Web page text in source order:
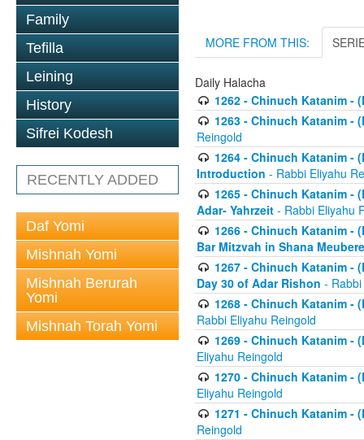
Family
Tefilla
Leining
History
Sifrei Kodesh
RECENTLY ADDED
Daf Yomi
Mishnah Yomi
Mishnah Berurah
Yomi
Mishnah Torah Yomi
MORE FROM THIS:
Daily Halacha
1262 - Chinuch Katanim -
1263 - Chinuch Katanim -
Reingold
1264 - Chinuch Katanim -
Introduction - Rabbi Eliyahu
1265 - Chinuch Katanim -
Adar- Yahrzeit - Rabbi Eliyahu
1266 - Chinuch Katanim -
Bar Mitzvah in Shana
1267 - Chinuch Katanim -
Day 30 of Adar Rishon -
1268 - Chinuch Katanim -
Rabbi Eliyahu Reingold
1269 - Chinuch Katanim -
Eliyahu Reingold
1270 - Chinuch Katanim -
Eliyahu Reingold
1271 - Chinuch Katanim -
Reingold